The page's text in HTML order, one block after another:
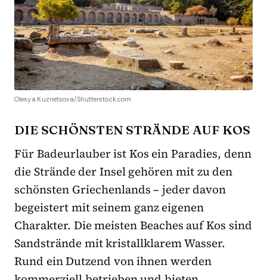
Olesya Kuznetsova/Shutterstock.com
DIE SCHÖNSTEN STRÄNDE AUF KOS
Für Badeurlauber ist Kos ein Paradies, denn
die Strände der Insel gehören mit zu den
schönsten Griechenlands – jeder davon
begeistert mit seinem ganz eigenen
Charakter. Die meisten Beaches auf Kos sind
Sandstrände mit kristallklarem Wasser.
Rund ein Dutzend von ihnen werden